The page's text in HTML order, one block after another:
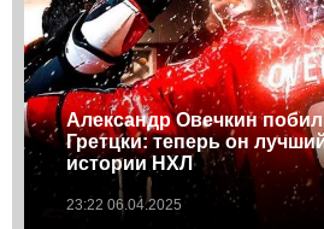
Александр Овечкин
Гретцки: теперь он
истории НХЛ
23:22 06.04.2025